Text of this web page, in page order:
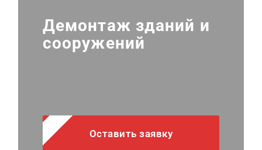
Демонтаж зданий и
сооружений
Оставить заявку